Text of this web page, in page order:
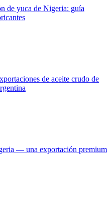
de yuca de Nigeria: guía
de aceite crudo de
— una exportación premium